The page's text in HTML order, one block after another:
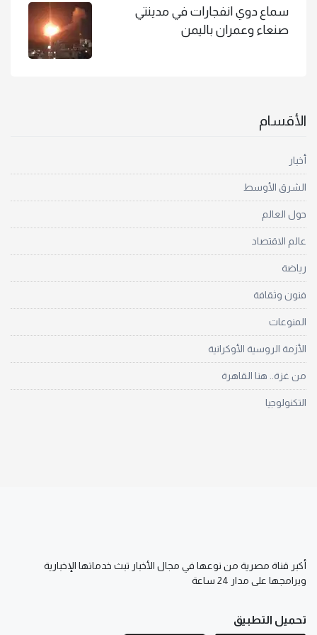
سماع دوي انفجارات في مدينتي
صنعاء وعمران باليمن
الأقسام
أخبار
الشرق الأوسط
حول العالم
عالم الاقتصاد
رياضة
فنون وثقافة
المنوعات
الأزمة الروسية الأوكرانية
من غزة.. هنا القاهرة
التكنولوجيا
أكبر قناة مصرية من نوعها في مجال الأخبار تبث خدماتها الإخبارية
وبرامجها على مدار 24 ساعة
تحميل التطبيق